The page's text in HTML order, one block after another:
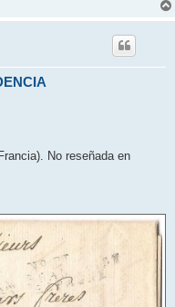
No reseñada en